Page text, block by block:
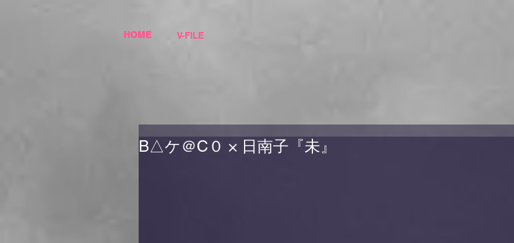
HOME V-FILE
B△ケ＠C０ × 日南子『未』